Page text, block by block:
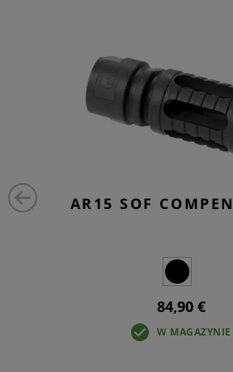
AR15 SOF
84,90 €
W MAGAZYNIE